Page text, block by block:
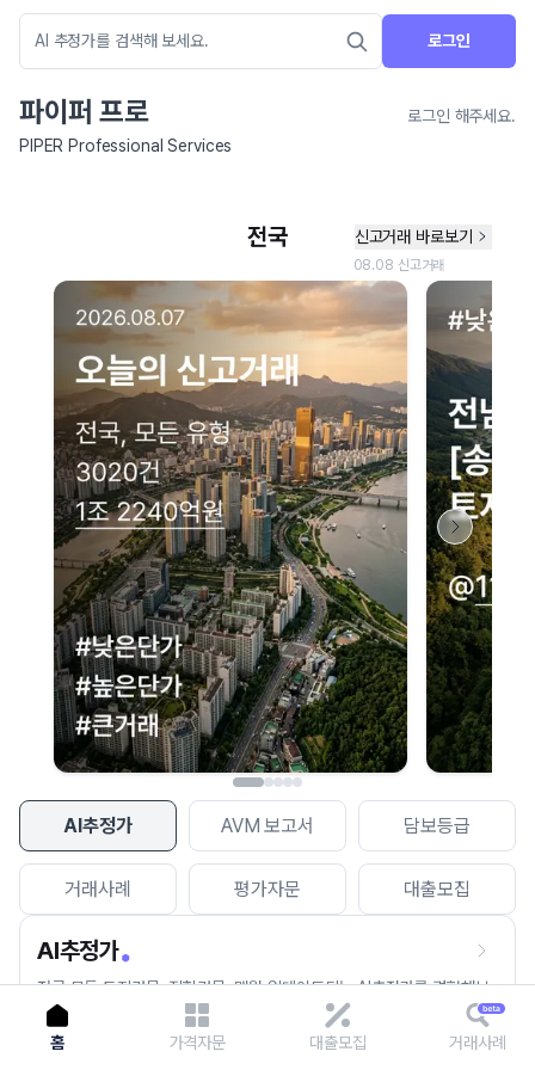
로그인
파이퍼 프로
로그인 해주세요.
PIPER Professional Services
AI추정가 AVM 보고서 담보등급
거래사례 평가자문 대출모집
AI추정가
전국 모든 토지건물, 집합건물, 매월 업데이트되는 AI추정가를 경험해보
세요.
네이버 지도 연결 안내
현재 네이버 지도 연결이 원활하지 않아 지도를 불러올 수 없습니다.
이용에 불편을 드려 죄송합니다.
다시 시도
홈 가격자문 대출모집 거래사례